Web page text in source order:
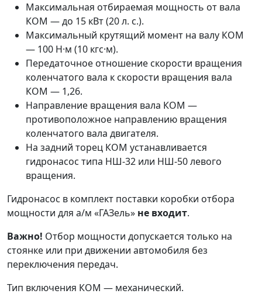
Максимальная отбираемая мощность от вала
КОМ — до 15 кВт (20 л. с.).
Максимальный крутящий момент на валу КОМ
— 100 Н·м (10 кгс·м).
Передаточное отношение скорости вращения
коленчатого вала к скорости вращения вала
КОМ — 1,26.
Направление вращения вала КОМ —
противоположное направлению вращения
коленчатого вала двигателя.
На задний торец КОМ устанавливается
гидронасос типа НШ-32 или НШ-50 левого
вращения.
Гидронасос в комплект поставки коробки отбора
мощности для а/м «ГАЗель» не входит.
Важно! Отбор мощности допускается только на
стоянке или при движении автомобиля без
переключения передач.
Тип включения КОМ — механический.